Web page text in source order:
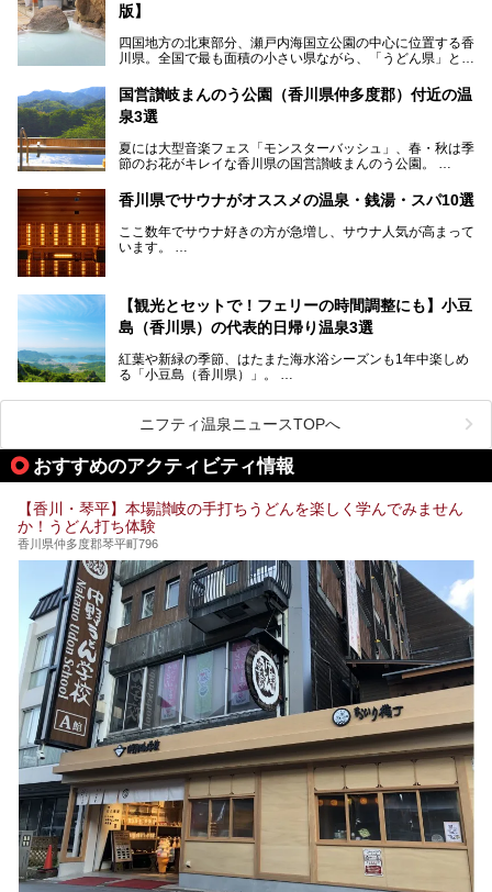
版】
四国地方の北東部分、瀬戸内海国立公園の中心に位置する香
川県。全国で最も面積の小さい県ながら、「うどん県」とも
オリーブ、和三盆、製塩や醤油など特産品は実にバラエティ
豊か。近年は瀬戸内海の島々を舞台にした「瀬戸内国際芸術
祭」も開催され、アートの県としても知られています。
クアップしました。気になるスーパー銭湯があったら、ぜひ
訪れてみてください！
国営讃岐まんのう公園（香川県仲多度郡）付近の温
泉3選
夏には大型音楽フェス「モンスターバッシュ」、春・秋は季
節のお花がキレイな香川県の国営讃岐まんのう公園。
四国唯一の国営公園であり、広さは東京ディズニーランド７
個分！（350ha）
園内にはキャンプ場もあり、レンタサイクルで外周をぐるっ
と一周することもできます。
そんな国営讃岐まんのう公園は園内に温泉がありません。
つご紹介しますね。
香川県でサウナがオススメの温泉・銭湯・スパ10選
ここ数年でサウナ好きの方が急増し、サウナ人気が高まって
います。
設を紹介します。
ぜひ香川県に住んでいる方や訪れる予定のある方は、香川の
サウナ施設を行ってみましょう！
【観光とセットで！フェリーの時間調整にも】小豆
島（香川県）の代表的日帰り温泉3選
紅葉や新緑の季節、はたまた海水浴シーズンも1年中楽しめ
る「小豆島（香川県）」。
1周すると82kmもあることから、西と東・南と北ではまっ
たく風景がちがいます。
この記事では西・東・中間くらいの位置にある、小豆島を代
表する３つの大人気温泉をご紹介します。
ュー！お楽しみに。
ニフティ温泉ニュースTOPへ
おすすめのアクティビティ情報
【香川・琴平】本場讃岐の手打ちうどんを楽しく学んでみません
か！うどん打ち体験
香川県仲多度郡琴平町796